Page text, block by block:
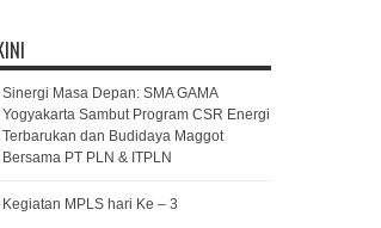
Sinergi Masa Depan: SMA GAMA
Yogyakarta Sambut Program CSR Energi
Terbarukan dan Budidaya Maggot
Bersama PT PLN & ITPLN
Kegiatan MPLS hari Ke – 3